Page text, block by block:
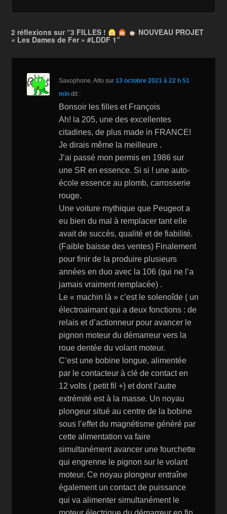
o
o
k
n
W
h
Li
st
n
k
2 réflexions sur “3 FILLES ! NOUVEAU PROJET
« Les Dames de Fer » #LDDF 1”
Saxophone. Alto sur13 octobre 2021 à 22 h 51
min dit :
Bonsoir les filles et François
Ah! la 205, une des excellentes
citadines, de plus made in FRANCE!
Je dirais même la meilleure .
J’ai passé mon permis en 1986 sur
une SR en essence. Si si ! une auto-
école essence au plomb, carrosserie
rouge.
Une voiture mythique que Peugeot a
eu bien du mal à remplacer tant elle
avait de succès, qualité et de fiabilité.
(Faible baisse des ventes) Finalement
pour finir de la produire plusieurs
années en duo avec la 106 (qui ne l’a
jamais vraiment remplacée) .
Le « machin là » c’est le solenoîde ( un
électroaimant qui a deux fonctions : de
relais et d’actionneur pour avancer le
pignon moteur du démarreur vers la
roue dentée du volant moteur.
C’est une bobine longue, alimentée
par le contacteur à clé de contact en
12 volts ( petit fil +) et dont l’autre
extrémité est à la masse. Un noyau
plongeur situé au centre de la bobine
sous l’effet du magnétisme génèré par
cette alimentation va faire
simultanément avancer une fourchette
qui engrenne le pignon sur le volant
moteur. Ce noyau plongeur entraîne
également un contact de puissance
qui va alimenter simultanément le